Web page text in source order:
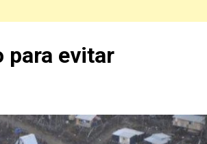
para evitar